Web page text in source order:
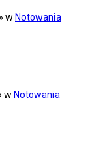
w Notowania
w Notowania